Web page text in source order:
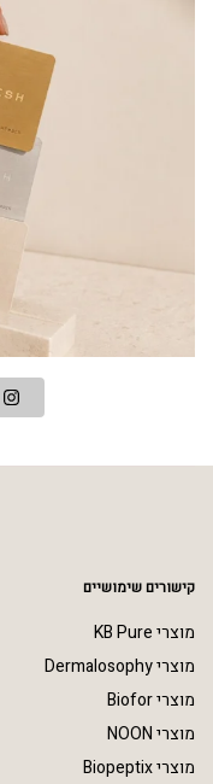
קישורים שימושיים
מוצרי KB Pure
מוצרי Dermalosophy
מוצרי Biofor
מוצרי NOON
מוצרי Biopeptix